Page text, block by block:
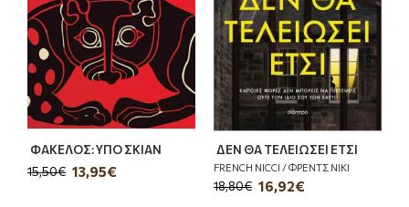
ΦΑΚΕΛΟΣ: ΥΠΟ ΣΚΙΑΝ
13,95€
15,50€
ΔΕΝ ΘΑ ΤΕΛΕΙΩΣΕΙ ΕΤΣΙ
FRENCH NICCI / ΦΡΕΝΤΣ ΝΙΚΙ
16,92€
18,80€